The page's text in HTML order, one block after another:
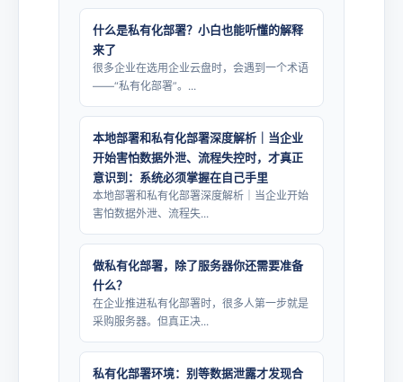
什么是私有化部署？小白也能听懂的解释
来了
很多企业在选用企业云盘时，会遇到一个术语
——“私有化部署”。...
本地部署和私有化部署深度解析｜当企业
开始害怕数据外泄、流程失控时，才真正
意识到：系统必须掌握在自己手里
本地部署和私有化部署深度解析｜当企业开始
害怕数据外泄、流程失...
做私有化部署，除了服务器你还需要准备
什么？
在企业推进私有化部署时，很多人第一步就是
采购服务器。但真正决...
私有化部署环境：别等数据泄露才发现合